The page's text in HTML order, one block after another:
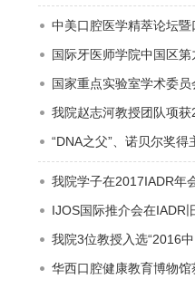
中美口腔医学精萃论坛
国际牙医师学院中国区
国家重点实验室学术委
我院赵志河教授团队项
“DNA之父”、诺贝尔奖
我院学子在2017IADR年
IJOS国际推介会在IADR
我院3位教授入选“2016
华西口腔健康教育博物